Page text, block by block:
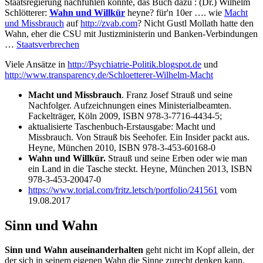
Schlötterer: Wahn und Willkür heyne? für'n 10er …. wie Macht
und Missbrauch aufhttp://zvab.com? Nicht Gustl Mollath hatte den
Wahn, eher die CSU mit Justizministerin und Banken-Verbindungen
… Staatsverbrechen
Viele Ansätze in http://Psychiatrie-Politik.blogspot.de und
http://www.transparency.de/Schloetterer-Wilhelm-Macht
Macht und Missbrauch. Franz Josef Strauß und seine
Nachfolger. Aufzeichnungen eines Ministerialbeamten.
Fackelträger, Köln 2009, ISBN 978-3-7716-4434-5;
aktualisierte Taschenbuch-Erstausgabe: Macht und
Missbrauch. Von Strauß bis Seehofer. Ein Insider packt aus.
Heyne, München 2010, ISBN 978-3-453-60168-0
Wahn und Willkür. Strauß und seine Erben oder wie man
ein Land in die Tasche steckt. Heyne, München 2013, ISBN
978-3-453-20047-0
https://www.torial.com/fritz.letsch/portfolio/241561 vom
19.08.2017
Sinn und Wahn
Sinn und Wahn auseinanderhalten geht nicht im Kopf allein, der
der sich in seinem eigenen Wahn die Sinne zurecht denken kann.